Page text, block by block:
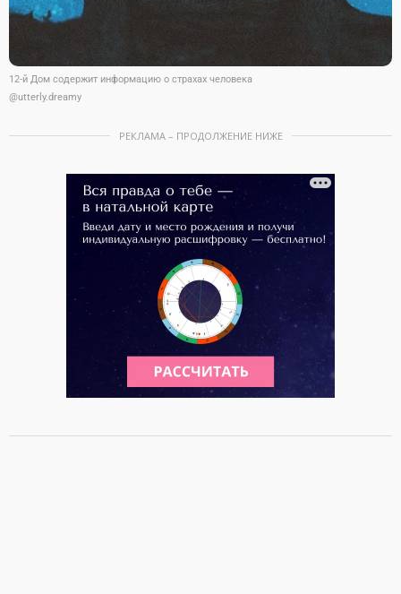
12-й Дом содержит информацию о страхах человека
@utterly.dreamy
РЕКЛАМА – ПРОДОЛЖЕНИЕ НИЖЕ